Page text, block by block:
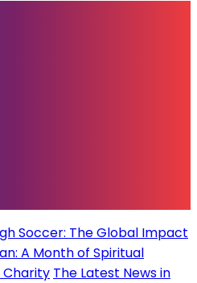
Soccer: The Global Impact
A Month of Spiritual
Charity The Latest News in